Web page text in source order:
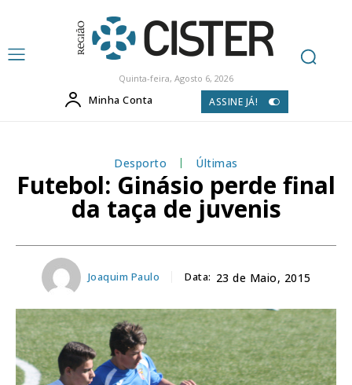
Quinta-feira, Agosto 6, 2026
Minha Conta ASSINE JÁ!
Desporto Últimas
Futebol: Ginásio perde final
da taça de juvenis
Joaquim Paulo Data: 23 de Maio, 2015